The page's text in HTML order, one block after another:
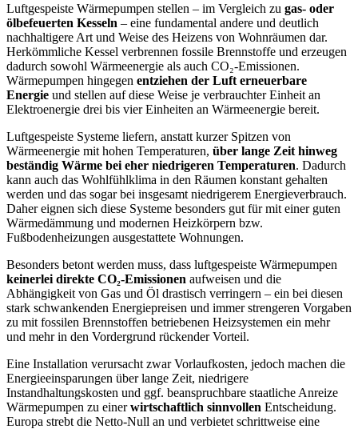
Luftgespeiste Wärmepumpen stellen – im Vergleich zu gas- oder
ölbefeuerten Kesseln – eine fundamental andere und deutlich
nachhaltigere Art und Weise des Heizens von Wohnräumen dar.
Herkömmliche Kessel verbrennen fossile Brennstoffe und erzeugen
dadurch sowohl Wärmeenergie als auch CO₂-Emissionen.
Wärmepumpen hingegen entziehen der Luft erneuerbare
Energie und stellen auf diese Weise je verbrauchter Einheit an
Elektroenergie drei bis vier Einheiten an Wärmeenergie bereit.
Luftgespeiste Systeme liefern, anstatt kurzer Spitzen von
Wärmeenergie mit hohen Temperaturen, über lange Zeit hinweg
beständig Wärme bei eher niedrigeren Temperaturen. Dadurch
kann auch das Wohlfühlklima in den Räumen konstant gehalten
werden und das sogar bei insgesamt niedrigerem Energieverbrauch.
Daher eignen sich diese Systeme besonders gut für mit einer guten
Wärmedämmung und modernen Heizkörpern bzw.
Fußbodenheizungen ausgestattete Wohnungen.
Besonders betont werden muss, dass luftgespeiste Wärmepumpen
keinerlei direkte CO₂-Emissionen aufweisen und die
Abhängigkeit von Gas und Öl drastisch verringern – ein bei diesen
stark schwankenden Energiepreisen und immer strengeren Vorgaben
zu mit fossilen Brennstoffen betriebenen Heizsystemen ein mehr
und mehr in den Vordergrund rückender Vorteil.
Eine Installation verursacht zwar Vorlaufkosten, jedoch machen die
Energieeinsparungen über lange Zeit, niedrigere
Instandhaltungskosten und ggf. beanspruchbare staatliche Anreize
Wärmepumpen zu einerwirtschaftlich sinnvollen Entscheidung.
Europa strebt die Netto-Null an und verbietet schrittweise eine